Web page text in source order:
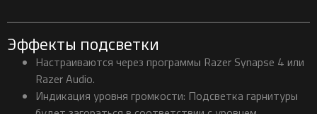
Эффекты подсветки
Настраиваются через программы Razer Synapse 4 или
Razer Audio.
Индикация уровня громкости: Подсветка гарнитуры